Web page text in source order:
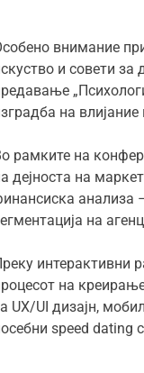
внимание
и совети за
на
рамките на
дејноста на
анализа
на
интерактивни
на
UX/UI дизајн,
speed dating